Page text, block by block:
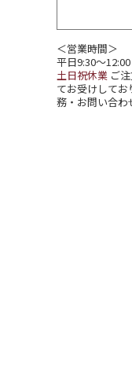
＜営業時間＞
平日9:30～
土日祝休業 ご
てお受けして
務・お問い合わ